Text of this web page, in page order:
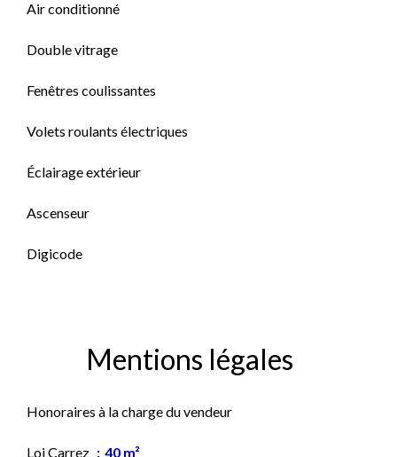
Air conditionné
Double vitrage
Fenêtres coulissantes
Volets roulants électriques
Éclairage extérieur
Ascenseur
Digicode
Mentions légales
Honoraires à la charge du vendeur
Loi Carrez 40 m²